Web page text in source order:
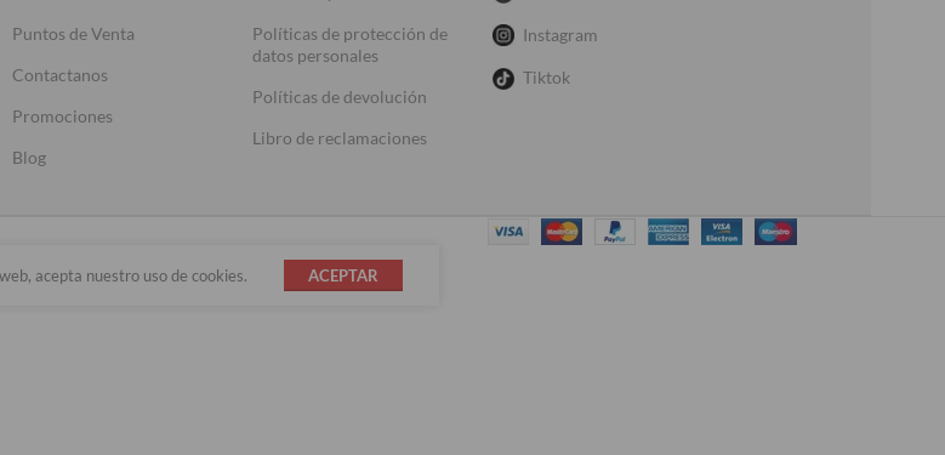
Puntos de Venta
Contactanos
Promociones
Blog
Políticas de protección de
datos personales
Políticas de devolución
Libro de reclamaciones
Instagram
Tiktok
acepta nuestro uso de cookies. ACEPTAR